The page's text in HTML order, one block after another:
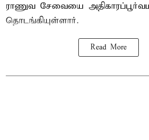
ராணுவ சேவையை
தொடங்கியுள்ளார்.
Read More